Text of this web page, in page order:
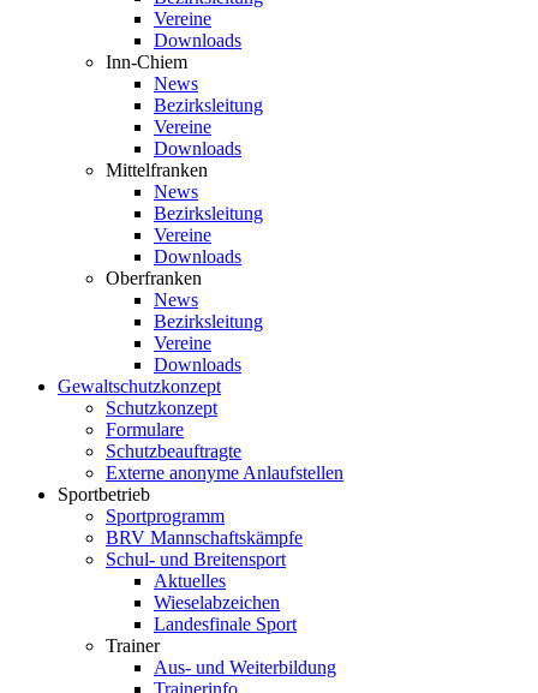
Vereine
Downloads
Inn-Chiem
News
Bezirksleitung
Vereine
Downloads
Mittelfranken
News
Bezirksleitung
Vereine
Downloads
Oberfranken
News
Bezirksleitung
Vereine
Downloads
Gewaltschutzkonzept
Schutzkonzept
Formulare
Schutzbeauftragte
Externe anonyme Anlaufstellen
Sportbetrieb
Sportprogramm
BRV Mannschaftskämpfe
Schul- und Breitensport
Aktuelles
Wieselabzeichen
Landesfinale Sport
Trainer
Aus- und Weiterbildung
Trainerinfo